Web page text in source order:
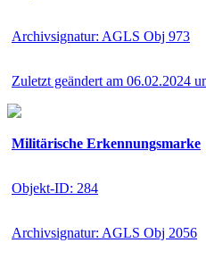
Archivsignatur: AGLS Obj 973
Zuletzt geändert am 06.02.2024
Militärische Erkennungsmarke
Objekt-ID: 284
Archivsignatur: AGLS Obj 2056